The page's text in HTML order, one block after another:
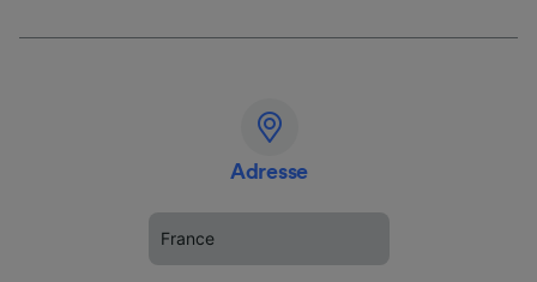
Adresse
France